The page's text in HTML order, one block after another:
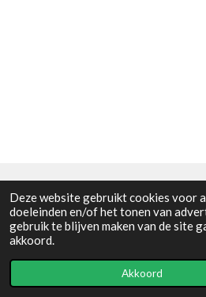
Deze website gebruikt cookies voor
doeleinden en/of het tonen van
gebruik te blijven maken van de site
akkoord.
Akkoord
Algemene voorwaarden
© 2021 - RC en mineralenshop Het